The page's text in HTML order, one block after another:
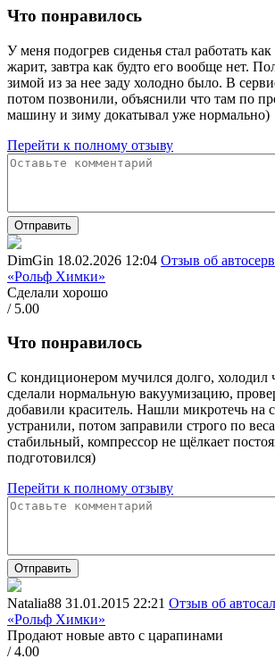
Что понравилось
У меня подогрев сиденья стал работать
жарит, завтра как будто его вообще нет.
зимой из за нее заду холодно было. В
потом позвонили, объяснили что там по
машину и зиму докатывал уже нормально)
Перейти к полному отзыву
Отправить
DimGin 18.02.2026 12:04 Отзыв об
«Рольф Химки»
Сделали хорошо
/ 5.00
Что понравилось
С кондиционером мучился долго, холодил
сделали нормальную вакуумизацию,
добавили краситель. Нашли микротечь на
устранили, потом заправили строго по
стабильный, компрессор не щёлкает
подготовился)
Перейти к полному отзыву
Отправить
Natalia88 31.01.2015 22:21 Отзыв об
«Рольф Химки»
Продают новые авто с царапинами
/ 4.00